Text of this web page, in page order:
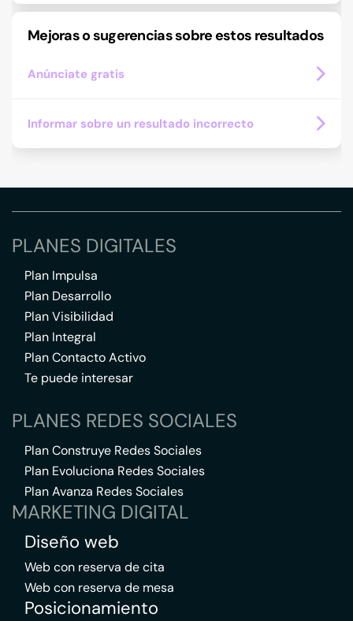
Mejoras o sugerencias sobre estos resultados
Anúnciate gratis
Informar sobre un resultado incorrecto
PLANES DIGITALES
Plan Impulsa
Plan Desarrollo
Plan Visibilidad
Plan Integral
Plan Contacto Activo
Te puede interesar
PLANES REDES SOCIALES
Plan Construye Redes Sociales
Plan Evoluciona Redes Sociales
Plan Avanza Redes Sociales
MARKETING DIGITAL
Diseño web
Web con reserva de cita
Web con reserva de mesa
Posicionamiento